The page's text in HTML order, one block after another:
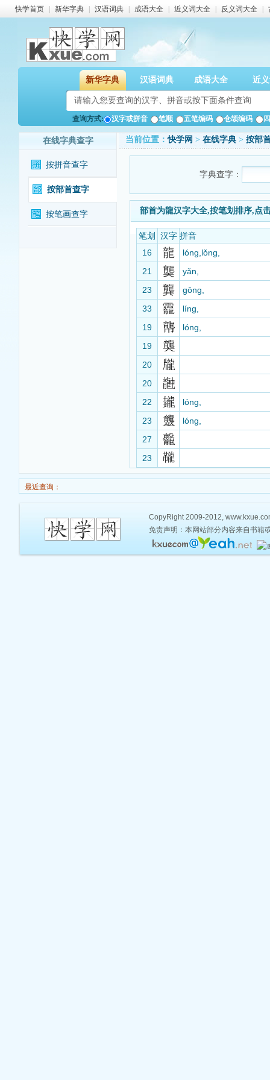
快学首页 新华字典 汉语词典 成语大全 近义词大全 反义词大全
新华字典 汉语词典 成语大全 近
查询方式: 汉字或拼音 笔顺 五笔编码 仓颉编码
在线字典查字
按拼音查字
按部首查字
按笔画查字
当前位置：快学网 > 在线字典 > 按部
字典查字：
部首为龍汉字大全,按笔划排序,点
笔划 汉字 拼音
16
龍
lóng,lǒng,
21
龑
yǎn,
23
龔
gōng,
33
龗
líng,
19
lóng,
19
20
20
22
lóng,
23
lóng,
27
23
最近查询：
CopyRight 2009-2012,
免责声明：本网站部分内容来自书籍